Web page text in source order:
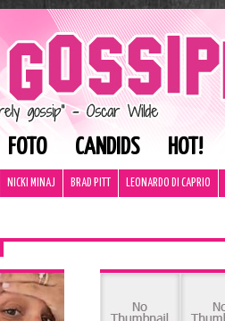
FOTO CANDIDS HOT!
NICKI MINAJ BRAD PITT LEONARDO DI CAPRIO